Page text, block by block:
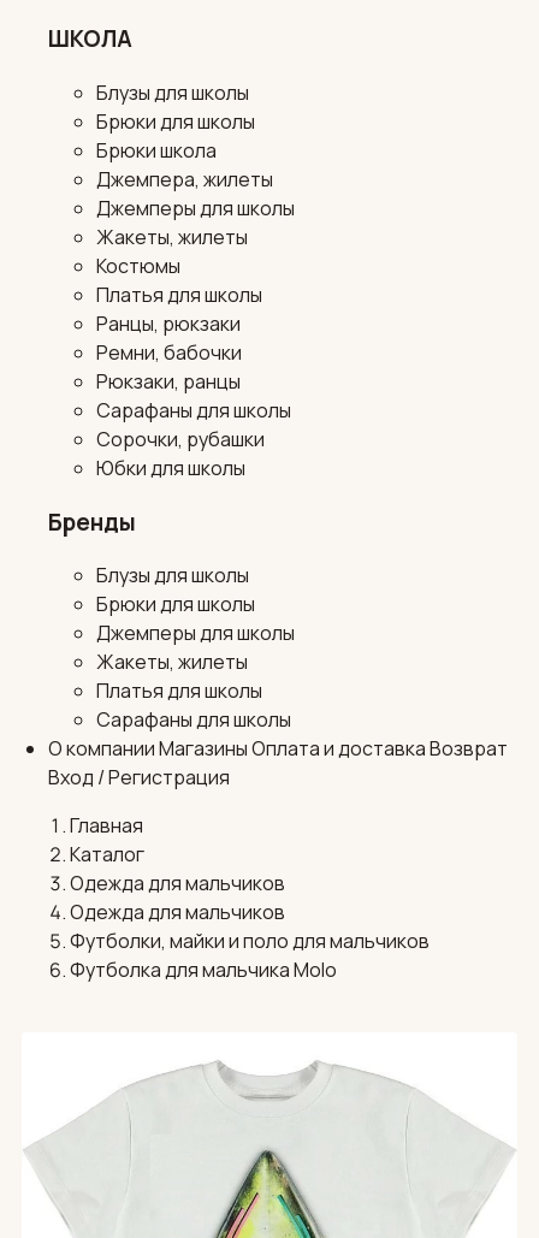
ШКОЛА
Блузы для школы
Брюки для школы
Брюки школа
Джемпера, жилеты
Джемперы для школы
Жакеты, жилеты
Костюмы
Платья для школы
Ранцы, рюкзаки
Ремни, бабочки
Рюкзаки, ранцы
Сарафаны для школы
Сорочки, рубашки
Юбки для школы
Бренды
Блузы для школы
Брюки для школы
Джемперы для школы
Жакеты, жилеты
Платья для школы
Сарафаны для школы
О компанииМагазиныОплата и доставкаВозврат
Вход / Регистрация
Главная
Каталог
Одежда для мальчиков
Одежда для мальчиков
Футболки, майки и поло для мальчиков
Футболка для мальчика Molo